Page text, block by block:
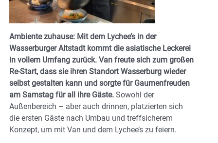
Ambiente zuhause: Mit dem Lychee’s in der
Wasserburger Altstadt kommt die asiatische Leckerei
in vollem Umfang zurück. Van freute sich zum großen
Re-Start, dass sie ihren Standort Wasserburg wieder
selbst gestalten kann und sorgte für Gaumenfreuden
am Samstag für all ihre Gäste. Sowohl der
Außenbereich – aber auch drinnen, platzierten sich
die ersten Gäste nach Umbau und treffsicherem
Konzept, um mit Van und dem Lychee’s zu feiern.